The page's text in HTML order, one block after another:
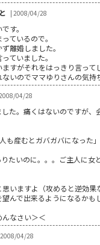
| 2008/04/28
す。
ているので。
離婚しました。
ていました。
すがそれをはっきり言って
いのでママゆりさんの気
04/28
た。痛くはないのですが
も産むとガバガバになった
たいのに。。。ご主人に
いますよ（攻めると逆効
んで出来るようになるかも
なさい＞＜
2008/04/28